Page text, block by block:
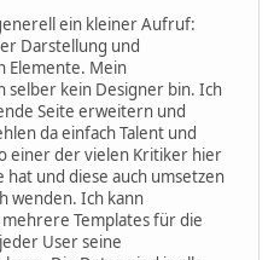
ein kleiner Aufruf:
Darstellung und
Elemente. Mein
selber kein Designer bin. Ich
Seite erweitern und
da einfach Talent und
einer der vielen Kritiker hier
und diese auch umsetzen
wenden. Ich kann
Templates für die
User seine